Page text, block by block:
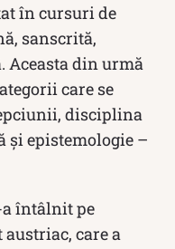
în cursuri de
sanscrită,
Aceasta din urmă
care se
disciplina
și epistemologie –
a întâlnit pe
care a